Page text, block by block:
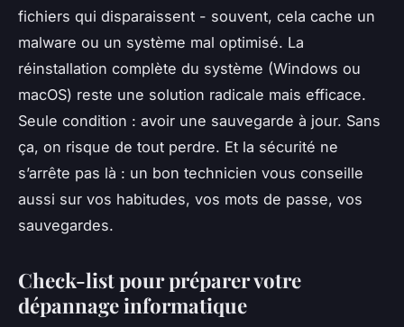
fichiers qui disparaissent - souvent, cela cache un
malware ou un système mal optimisé. La
réinstallation complète du système (Windows ou
macOS) reste une solution radicale mais efficace.
Seule condition : avoir une sauvegarde à jour. Sans
ça, on risque de tout perdre. Et la sécurité ne
s’arrête pas là : un bon technicien vous conseille
aussi sur vos habitudes, vos mots de passe, vos
sauvegardes.
Check-list pour préparer votre
dépannage informatique